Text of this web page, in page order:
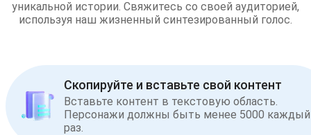
уникальной истории. Свяжитесь со своей аудиторией,
используя наш жизненный синтезированный голос.
Скопируйте и вставьте свой контент
Вставьте контент в текстовую область.
Персонажи должны быть менее 5000 каждый
раз.